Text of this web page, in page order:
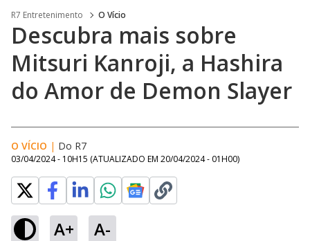
R7 Entretenimento O Vício
Descubra mais sobre
Mitsuri Kanroji, a Hashira
do Amor de Demon Slayer
O VÍCIO | Do R7
03/04/2024 - 10H15 (ATUALIZADO EM 20/04/2024 - 01H00)
A+ A-